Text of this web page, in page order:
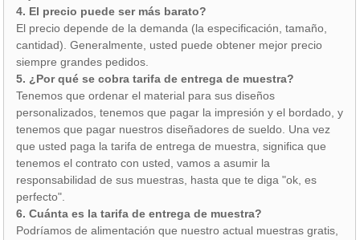
4. El precio puede ser más barato?
El precio depende de la demanda (la especificación, tamaño,
cantidad). Generalmente, usted puede obtener mejor precio
siempre grandes pedidos.
5. ¿Por qué se cobra tarifa de entrega de muestra?
Tenemos que ordenar el material para sus diseños
personalizados, tenemos que pagar la impresión y el bordado, y
tenemos que pagar nuestros diseñadores de sueldo. Una vez
que usted paga la tarifa de entrega de muestra, significa que
tenemos el contrato con usted, vamos a asumir la
responsabilidad de sus muestras, hasta que te diga "ok, es
perfecto".
6. Cuánta es la tarifa de entrega de muestra?
Podríamos de alimentación que nuestro actual muestras gratis,